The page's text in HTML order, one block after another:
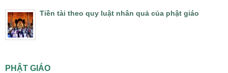
Tiền tài theo quy luật nhân quả của phật giáo
PHẬT GIÁO